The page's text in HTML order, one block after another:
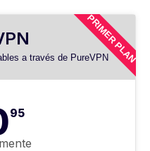
a través de PureVPN
95
PRIMER PLAN